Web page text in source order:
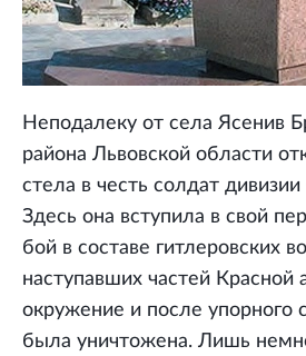
Неподалеку от села Ясенив
района Львовской области
стела в честь солдат
Здесь она вступила в свой
бой в составе гитлеровских
наступавших частей Красной
окружение и после упорного
была уничтожена. Лишь